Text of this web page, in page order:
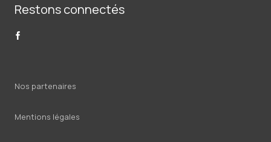
Restons connectés
Nos partenaires
Mentions légales